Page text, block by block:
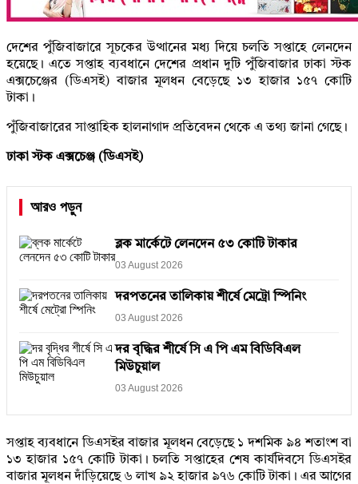
দেশের পুঁজিবাজারে সূচকের উত্থানের মধ্য দিয়ে চলতি সপ্তাহে লেনদেন
হয়েছে। এতে সপ্তাহ ব্যবধানে দেশের প্রধান দুটি পুঁজিবাজার ঢাকা স্টক
এক্সচেঞ্জের (ডিএসই) বাজার মূলধন বেড়েছে ১৩ হাজার ১৫৭ কোটি
টাকা।
পুঁজিবাজারের সাপ্তাহিক হালনাগাদ প্রতিবেদন থেকে এ তথ্য জানা গেছে।
ঢাকা স্টক এক্সচেঞ্জ (ডিএসই)
আরও পড়ুন
ব্লক মার্কেটে লেনদেন ৫৩ কোটি টাকার
03 August 2026
দরপতনের তালিকায় শীর্ষে মেট্রো স্পিনিং
03 August 2026
দর বৃদ্ধির শীর্ষে সি এ পি এম বিডিবিএল
মিউচুয়াল
03 August 2026
সপ্তাহ ব্যবধানে ডিএসইর বাজার মূলধন বেড়েছে ১ দশমিক ৯৪ শতাংশ বা
১৩ হাজার ১৫৭ কোটি টাকা। চলতি সপ্তাহের শেষ কার্যদিবসে ডিএসইর
বাজার মূলধন দাঁড়িয়েছে ৬ লাখ ৯২ হাজার ৯৭৬ কোটি টাকা। এর আগের